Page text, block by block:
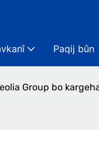
Paqij bûn
Group bo